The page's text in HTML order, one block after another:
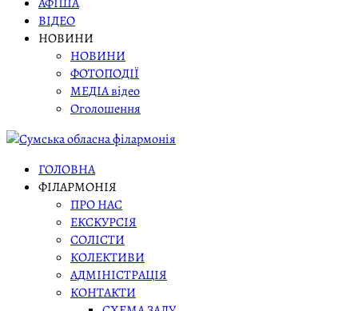
ВІДЕО
НОВИНИ
НОВИНИ
ФОТОПОДІЇ
МЕДІА відео
Оголошення
ГОЛОВНА
ФІЛАРМОНІЯ
ПРО НАС
ЕКСКУРСІЯ
СОЛІСТИ
КОЛЕКТИВИ
АДМІНІСТРАЦІЯ
КОНТАКТИ